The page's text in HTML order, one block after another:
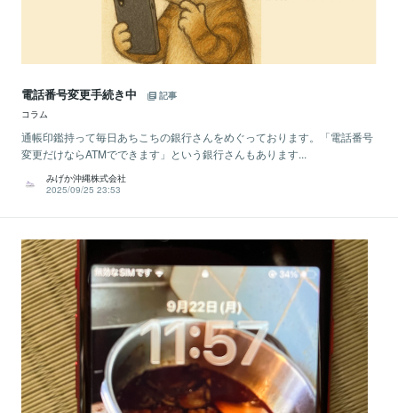
電話番号変更手続き中
記事
コラム
通帳印鑑持って毎日あちこちの銀行さんをめぐっております。「電話番号
変更だけならATMでできます」という銀行さんもあります...
みげか沖縄株式会社
2025/09/25 23:53